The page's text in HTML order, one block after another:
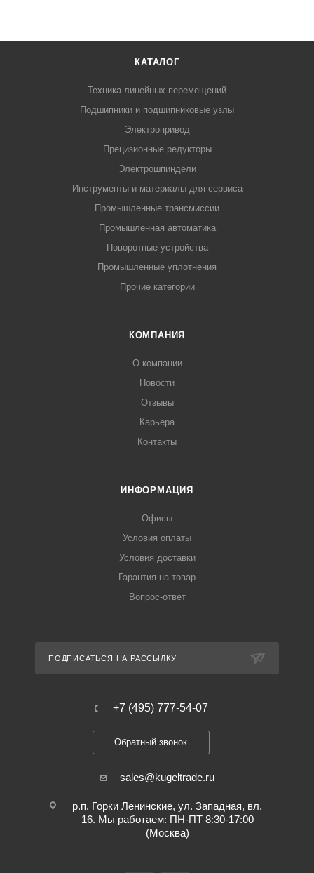
КАТАЛОГ
Техника линейных перемещений
Подшипники и подшипниковые узлы
Электропривод
Прецизионные редукторы
Электрошпиндели
Инструменты и материалы для сервиса
Промышленные трансмиссии
Промышленная автоматика
Поворотные устройства
Промышленные уплотнения
Прочие категории
КОМПАНИЯ
О компании
Новости
Отзывы
Карьера
Контакты
ИНФОРМАЦИЯ
Офисы
Условия оплаты
Условия доставки
Гарантия на товар
Вопрос-ответ
ПОДПИСАТЬСЯ НА РАССЫЛКУ
+7 (495) 777-54-07
Обратный звонок
sales@kugeltrade.ru
р.п. Горки Ленинские, ул. Западная, вл.
16. Мы работаем: ПН-ПТ 8:30-17:00
(Москва)